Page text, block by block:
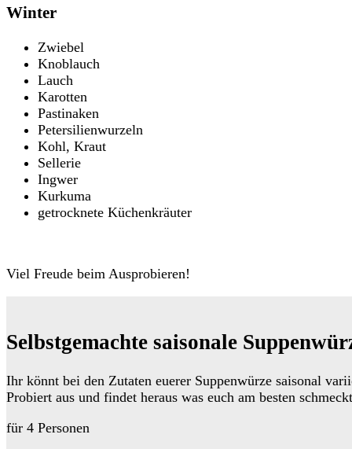
Winter
Zwiebel
Knoblauch
Lauch
Karotten
Pastinaken
Petersilienwurzeln
Kohl, Kraut
Sellerie
Ingwer
Kurkuma
getrocknete Küchenkräuter
Viel Freude beim Ausprobieren!
Selbstgemachte saisonale
Ihr könnt bei den Zutaten euerer Suppenwürze saisonal
Probiert aus und findet heraus was euch am besten
für 4 Personen